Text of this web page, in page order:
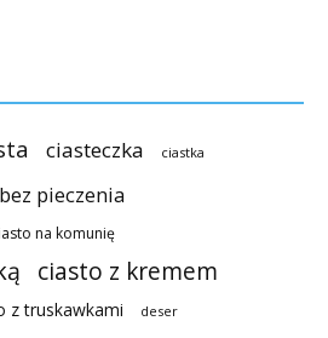
ciasteczka ciastka
pieczenia
na komunię
ciasto z kremem
z truskawkami deser